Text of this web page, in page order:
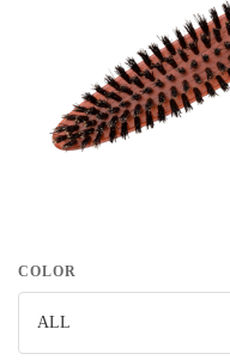
COLOR